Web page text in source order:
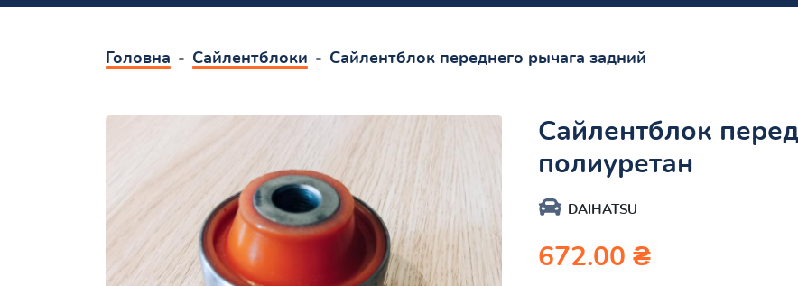
Головна Сайлентблоки Сайлентблок переднего рычага задний
Сайлентблок
полиуретан
DAIHATSU
672.00 ₴